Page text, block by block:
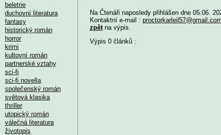
Na Čtenáři naposledy přihlášen dne 05.06.
Kontaktní e-mail :
zpětna výpis.
Výpis 0 článků :
beletrie
duchovní literatura
fantasy
historický román
horror
krimi
kultovní román
partnerské vztahy
sci-fi
sci-fi novella
společenský román
světová klasika
thriller
utopický román
válečná literatura
životopis